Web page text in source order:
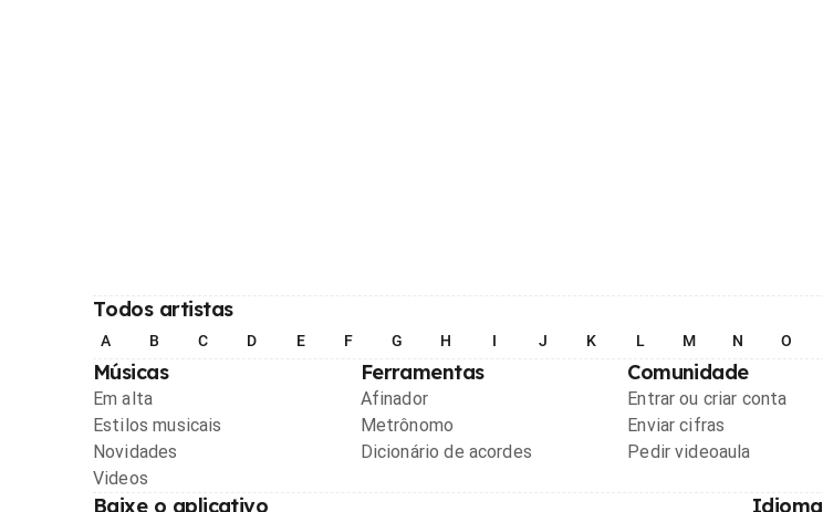
Todos artistas
A B C D E F G H I J K L M N O
Músicas
Em alta
Estilos musicais
Novidades
Videos
Ferramentas
Afinador
Metrônomo
Dicionário de acordes
Comunidade
Entrar ou criar conta
Enviar cifras
Pedir videoaula
Baixe o aplicativo Idioma